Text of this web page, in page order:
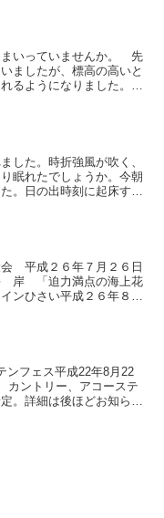
まいっていませんか。 先
ましたが、標高の高いと
るようになりました。散
した。時折強風が吹く、
眠れたでしょうか。今朝
。日の出時刻に起床する
平成２６年７月２６日
「迫力満点の海上花
ンひさい平成２６年８月
フェス平成22年8月22
カントリー、アコーステ
。詳細は後ほどお知らせ